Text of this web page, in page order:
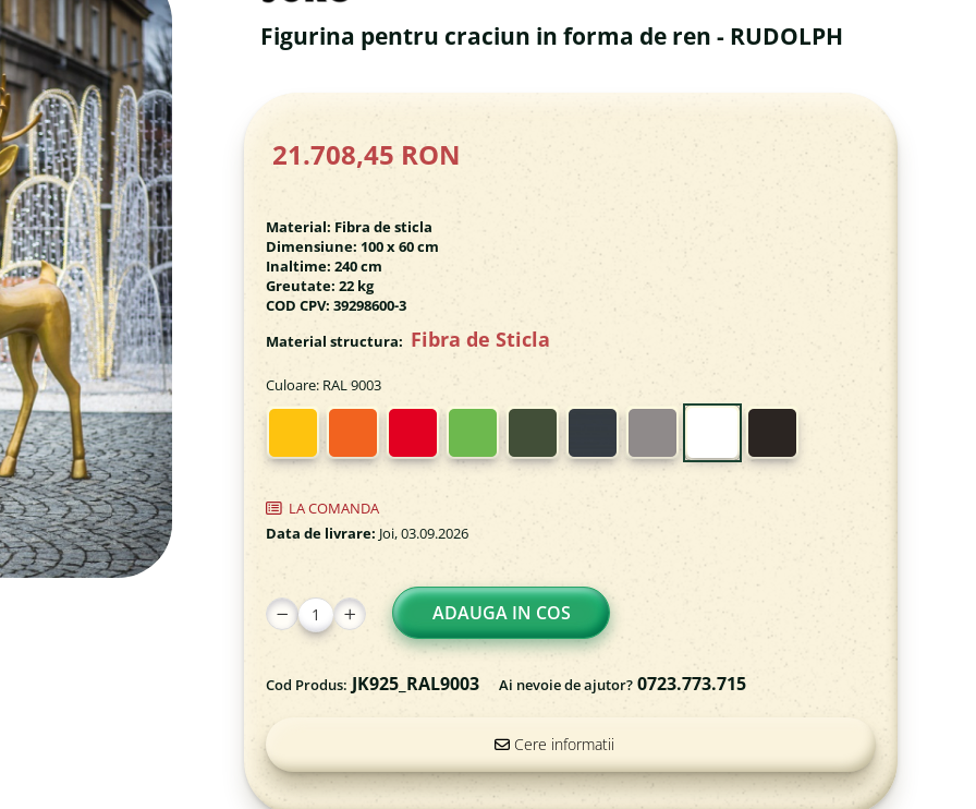
Figurina pentru craciun in forma de ren - RUDOLPH
21.708,45 RON
Material: Fibra de sticla
Dimensiune: 100 x 60 cm
Inaltime: 240 cm
Greutate: 22 kg
COD CPV: 39298600-3
Material structura: Fibra de Sticla
Culoare: RAL 9003
LA COMANDA
Data de livrare: Joi, 03.09.2026
ADAUGA IN COS
Cod Produs: JK925_RAL9003 Ai nevoie de ajutor? 0723.773.715
Cere informatii